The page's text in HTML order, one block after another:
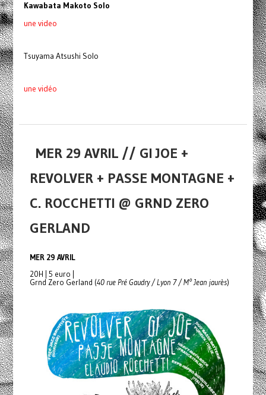
Kawabata Makoto Solo
une video
Tsuyama Atsushi Solo
une vidéo
MER 29 AVRIL // GI JOE +
REVOLVER + PASSE MONTAGNE +
C. ROCCHETTI @ GRND ZERO
GERLAND
MER 29 AVRIL
20H | 5 euro |
Grnd Zero Gerland (40 rue Pré Gaudry / Lyon 7 / M° Jean jaurès)